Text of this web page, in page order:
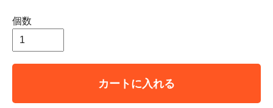
個数
カートに入れる